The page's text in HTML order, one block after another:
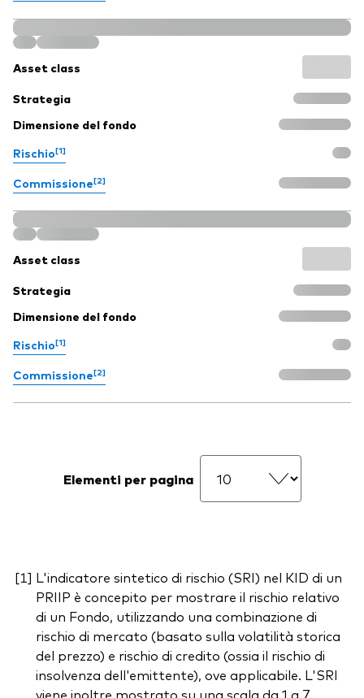
Asset class
Strategia
Dimensione del fondo
Rischio[1]
Commissione[2]
Asset class
Strategia
Dimensione del fondo
Rischio[1]
Commissione[2]
Elementi per pagina
L'indicatore sintetico di rischio (SRI) nel KID di un
PRIIP è concepito per mostrare il rischio relativo
di un Fondo, utilizzando una combinazione di
rischio di mercato (basato sulla volatilità storica
del prezzo) e rischio di credito (ossia il rischio di
insolvenza dell'emittente), ove applicabile. L'SRI
viene inoltre mostrato su una scala da 1 a 7.